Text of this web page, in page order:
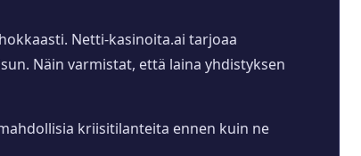
Netti-kasinoita.ai tarjoaa
Näin varmistat, että laina yhdistyksen
kriisitilanteita ennen kuin ne